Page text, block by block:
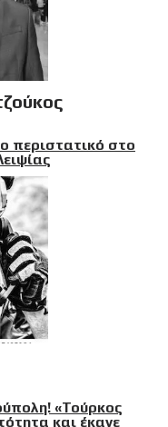
περιστατικό στο
«Τούρκος
και έκανε